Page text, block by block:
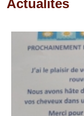
Actualités
Pages